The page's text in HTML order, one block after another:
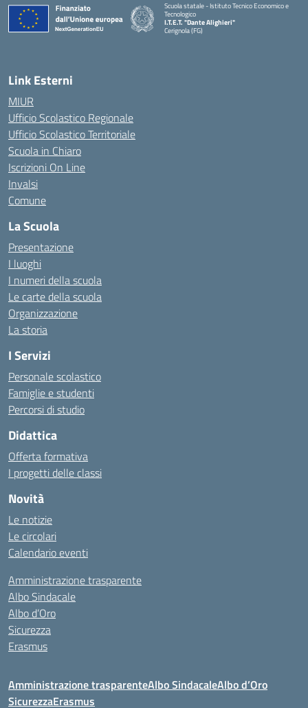
Scuola statale - Istituto Tecnico Economico e
Tecnologico
I.T.E.T. "Dante Alighieri"
Cerignola (FG)
— Visita la pagina iniziale della scuola
Link Esterni
MIUR
Ufficio Scolastico Regionale
Ufficio Scolastico Territoriale
Scuola in Chiaro
Iscrizioni On Line
Invalsi
Comune
La Scuola
Presentazione
I luoghi
I numeri della scuola
Le carte della scuola
Organizzazione
La storia
I Servizi
Personale scolastico
Famiglie e studenti
Percorsi di studio
Didattica
Offerta formativa
I progetti delle classi
Novità
Le notizie
Le circolari
Calendario eventi
Amministrazione trasparente
Albo Sindacale
Albo d’Oro
Sicurezza
Erasmus
Amministrazione trasparenteAlbo SindacaleAlbo d’Oro
SicurezzaErasmus